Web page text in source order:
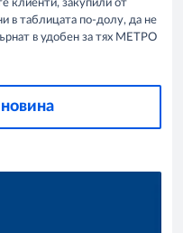
клиенти, закупили от
в таблицата по-долу, да не
в удобен за тях МЕТРО